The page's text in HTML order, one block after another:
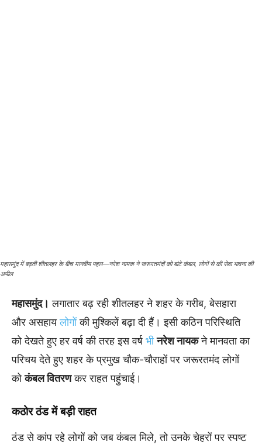
महासमुंद में बढ़ती शीतलहर के बीच मानवीय पहल—नरेश नायक ने जरूरतमंदों को बांटे कंबल, लोगों से की सेवा भावना की
अपील
महासमुंद। लगातार बढ़ रही शीतलहर ने शहर के गरीब, बेसहारा
और असहायलोगोंकी मुश्किलें बढ़ा दी हैं। इसी कठिन परिस्थिति
को देखते हुए हर वर्ष की तरह इस वर्ष भी नरेश नायकने मानवता का
परिचय देते हुए शहर के प्रमुख चौक-चौराहों पर जरूरतमंद लोगों
कोकंबल वितरणकर राहत पहुंचाई।
कठोर ठंड में बड़ी राहत
ठंड से कांप रहे लोगों को जब कंबल मिले, तो उनके चेहरों पर स्पष्ट